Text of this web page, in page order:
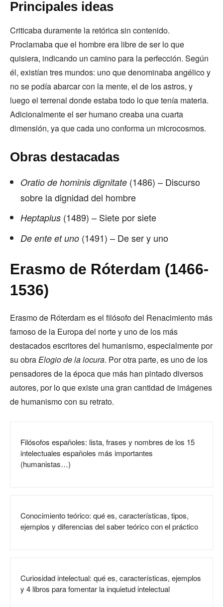
Principales ideas
Criticaba duramente la retórica sin contenido.
Proclamaba que el hombre era libre de ser lo que
quisiera, indicando un camino para la perfección. Según
él, existían tres mundos: uno que denominaba angélico y
no se podía abarcar con la mente, el de los astros, y
luego el terrenal donde estaba todo lo que tenía materia.
Adicionalmente el ser humano creaba una cuarta
dimensión, ya que cada uno conforma un microcosmos.
Obras destacadas
Oratio de hominis dignitate (1486) – Discurso
sobre la dignidad del hombre
Heptaplus (1489) – Siete por siete
De ente et uno (1491) – De ser y uno
Erasmo de Róterdam (1466-
1536)
Erasmo de Róterdam es el filósofo del Renacimiento más
famoso de la Europa del norte y uno de los más
destacados escritores del humanismo, especialmente por
su obraElogio de la locura. Por otra parte, es uno de los
pensadores de la época que más han pintado diversos
autores, por lo que existe una gran cantidad de imágenes
de humanismo con su retrato.
Filósofos españoles: lista, frases y nombres de los 15
intelectuales españoles más importantes
(humanistas…)
Conocimiento teórico: qué es, características, tipos,
ejemplos y diferencias del saber teórico con el práctico
Curiosidad intelectual: qué es, características, ejemplos
y 4 libros para fomentar la inquietud intelectual